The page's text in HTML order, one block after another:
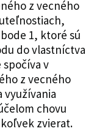
z vecného
1, ktoré sú
do vlastníctva
v
z vecného
využívania
chovu
zvierat.